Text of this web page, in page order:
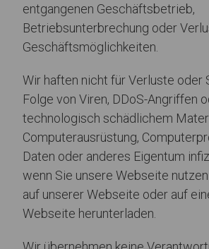
entgangenen Geschäftsbetrieb,
Betriebsunterbrechung oder
Geschäftsmöglichkeiten.
Wir haften nicht für Verluste oder
Folge von Viren, DDoS-Angriffen
technologisch schädlichem
Computerausrüstung,
Daten oder anderes Eigentum
wenn Sie unsere Webseite
auf unserer Webseite oder auf
Webseite herunterladen.